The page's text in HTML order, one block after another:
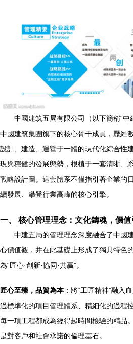
中國建筑五局有限公司（以下簡稱“
中國建筑集團旗下的核心骨干成員，歷經
設計、建造、運營于一體的現代化綜合性
現與穩健的發展態勢，根植于一套清晰、
戰略設計圖。這套體系不僅指引著企業的
續發展、攀登行業高峰的核心引擎。
一、 核心管理理念：文化鑄魂，價
中建五局的管理理念深度融合了中國
心價值觀，并在此基礎上形成了獨具特色
為“匠心·創新·協同·共贏”。
匠心至臻，品質為本：將“工匠精神”融入
過標準化的項目管理體系、精細化的過程
每一項工程都成為經得起時間檢驗的精品
是對客戶和社會承諾的倫理基石。